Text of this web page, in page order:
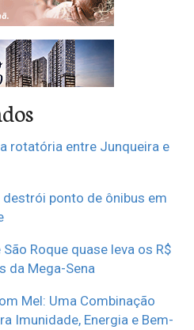
rotatória entre Junqueira e
destrói ponto de ônibus em
Roque quase leva os R$
da Mega-Sena
Mel: Uma Combinação
Imunidade, Energia e Bem-